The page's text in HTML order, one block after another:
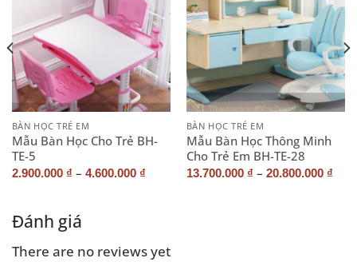
BÀN HỌC TRẺ EM
Mẫu Bàn Học Cho Trẻ BH-
TE-5
2.900.000 ₫ – 4.600.000 ₫
BÀN HỌC TRẺ EM
Mẫu Bàn Học Thông Minh
Cho Trẻ Em BH-TE-28
13.700.000 ₫ – 20.800.000 ₫
Đánh giá
There are no reviews yet